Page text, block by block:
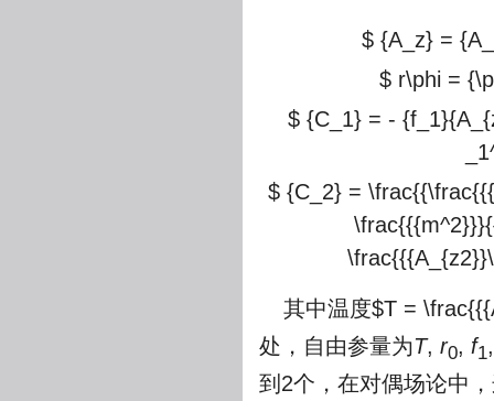
$ {A_z} =
$ r\phi =
$ {C_1} = -
$ {C_2} =
其中温度$T =
处，自由参量为T, r0, f1
到2个，在对偶场论中